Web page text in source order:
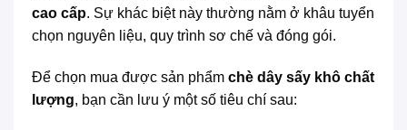
cao cấp. Sự khác biệt này thường nằm ở khâu tuyển
chọn nguyên liệu, quy trình sơ chế và đóng gói.
Để chọn mua được sản phẩm chè dây sấy khô chất
lượng, bạn cần lưu ý một số tiêu chí sau: